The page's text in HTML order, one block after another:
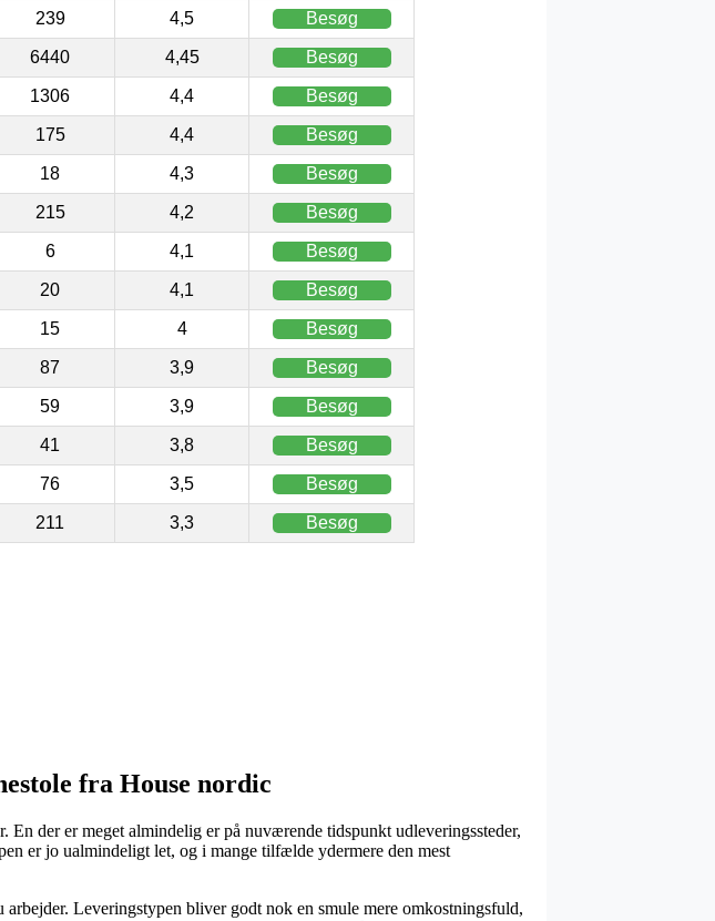
239 4,5 Besøg
6440 4,45 Besøg
1306 4,4 Besøg
175 4,4 Besøg
18 4,3 Besøg
215 4,2 Besøg
6 4,1 Besøg
20 4,1 Besøg
15 4 Besøg
87 3,9 Besøg
59 3,9 Besøg
41 3,8 Besøg
76 3,5 Besøg
211 3,3 Besøg
fra House nordic
der er meget almindelig er på nuværende tidspunkt udleveringssteder,
er jo ualmindeligt let, og i mange tilfælde ydermere den mest
Leveringstypen bliver godt nok en smule mere omkostningsfuld,